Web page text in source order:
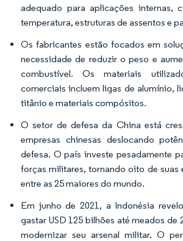
adequado para aplicações internas,
temperatura, estruturas de assentos e
Os fabricantes estão focados em
necessidade de reduzir o peso e
combustível. Os materiais
comerciais incluem ligas de alumínio,
titânio e materiais compósitos.
O setor de defesa da China está
empresas chinesas deslocando
defesa. O país investe pesadamente
forças militares, tornando oito de suas
entre as 25 maiores do mundo.
Em junho de 2021, a Indonésia
gastar USD 125 bilhões até meados de
modernizar seu arsenal militar. O